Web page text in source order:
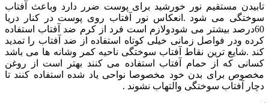
تابیدن مستقیم نور خورشید برای پوست ضرر دارد وباعث آفتاب
سوختگی می شود .انعکاس نور آفتاب روی پوست در کنار دریا
60درصد بیشتر می شودولازم است فرد از کرم ضد آفتاب استفاده
کرده ودر فواصل زمانی خیلی کوتاه استفاده از ضد آفتاب را تمدید
کند .شایع ترین نقاط آفتاب سوختگی ناحیه کمر وشانه ها می باشد
کسانی که از حمام آفتاب استفاده می کنند بهتر است از روغن
مخصوص برای بدن خود مخصوصا نواحی یاد شده استفاده کنند تا
دچار آفتاب سوختگی والتهاب نشوند .